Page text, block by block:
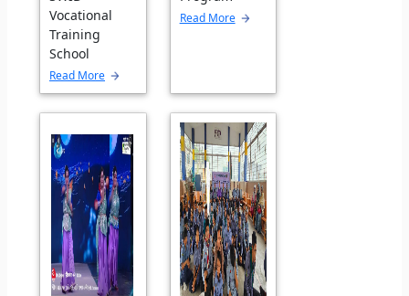
Vocational
Training
School
Read More
Read More